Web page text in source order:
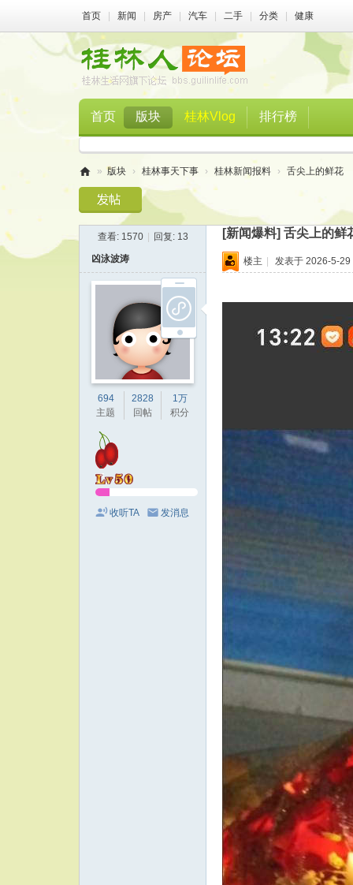
首页 新闻 房产 汽车 二手 分类 健康
首页 版块 桂林Vlog 排行榜
林
» 版块 › 桂林事天下事 › 桂林新闻报料 › 舌尖上的鲜花
查看: 1570 回复: 13 [新闻爆料] 舌尖上的鲜
凶泳波涛
694
主题
2828
回帖
1万
积分
收听TA 发消息
楼主 | 发表于 2026-5-